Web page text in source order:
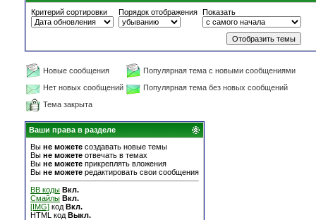
Критерий сортировки
Порядок отображения Показать
Новые сообщения
Популярная тема с новыми сообщениями
Нет новых сообщений
Популярная тема без новых сообщений
Тема закрыта
Ваши права в разделе
Вы не можете создавать новые темы
Вы не можете отвечать в темах
Вы не можете прикреплять вложения
Вы не можете редактировать свои сообщения
BB коды Вкл.
Смайлы Вкл.
[IMG] код Вкл.
HTML код Выкл.